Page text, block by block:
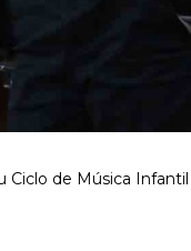
Ciclo de Música